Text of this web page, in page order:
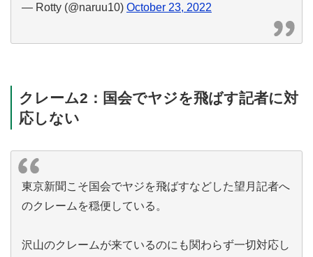
— Rotty (@naruu10) October 23, 2022
クレーム2：国会でヤジを飛ばす記者に対
応しない
東京新聞こそ国会でヤジを飛ばすなどした望月記者へ
のクレームを穏便している。
沢山のクレームが来ているのにも関わらず一切対応し